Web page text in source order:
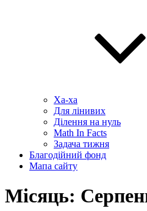
Ха-ха
Для лінивих
Ділення на нуль
Math In Facts
Задача тижня
Благодійний фонд
Мапа сайту
Місяць: